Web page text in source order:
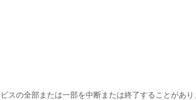
スの全部または一部を中断または終了することがあ